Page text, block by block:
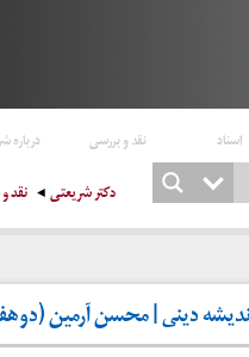
اسناد نقد و بررسی درباره
دکتر شریعتی نقد
| محسن آرمین (دوهفته نامه عصر